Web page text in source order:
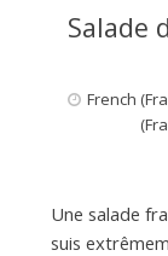
Salade
French
Une salade
suis